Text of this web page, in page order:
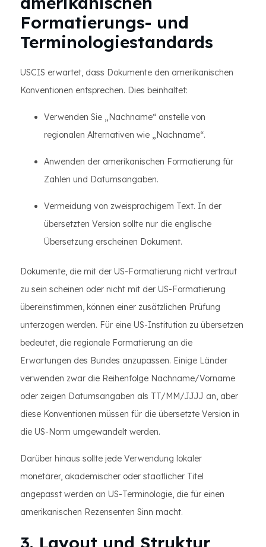
Formatierungs- und
Terminologiestandards
USCIS erwartet, dass Dokumente den amerikanischen
Konventionen entsprechen. Dies beinhaltet:
Verwenden Sie „Nachname“ anstelle von
regionalen Alternativen wie „Nachname“.
Anwenden der amerikanischen Formatierung für
Zahlen und Datumsangaben.
Vermeidung von zweisprachigem Text. In der
übersetzten Version sollte nur die englische
Übersetzung erscheinen Dokument.
Dokumente, die mit der US-Formatierung nicht vertraut
zu sein scheinen oder nicht mit der US-Formatierung
übereinstimmen, können einer zusätzlichen Prüfung
unterzogen werden. Für eine US-Institution zu übersetzen
bedeutet, die regionale Formatierung an die
Erwartungen des Bundes anzupassen. Einige Länder
verwenden zwar die Reihenfolge Nachname/Vorname
oder zeigen Datumsangaben als TT/MM/JJJJ an, aber
diese Konventionen müssen für die übersetzte Version in
die US-Norm umgewandelt werden.
Darüber hinaus sollte jede Verwendung lokaler
monetärer, akademischer oder staatlicher Titel
angepasst werden an US-Terminologie, die für einen
amerikanischen Rezensenten Sinn macht.
3. Layout und Struktur